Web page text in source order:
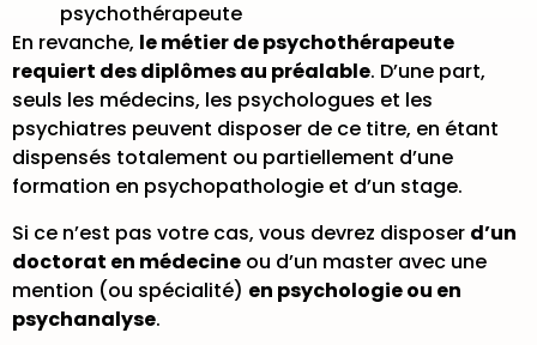
psychothérapeute
En revanche, le métier de psychothérapeute
requiert des diplômes au préalable. D’une part,
seuls les médecins, les psychologues et les
psychiatres peuvent disposer de ce titre, en étant
dispensés totalement ou partiellement d’une
formation en psychopathologie et d’un stage.
Si ce n’est pas votre cas, vous devrez disposer d’un
doctorat en médecine ou d’un master avec une
mention (ou spécialité) en psychologie ou en
psychanalyse.